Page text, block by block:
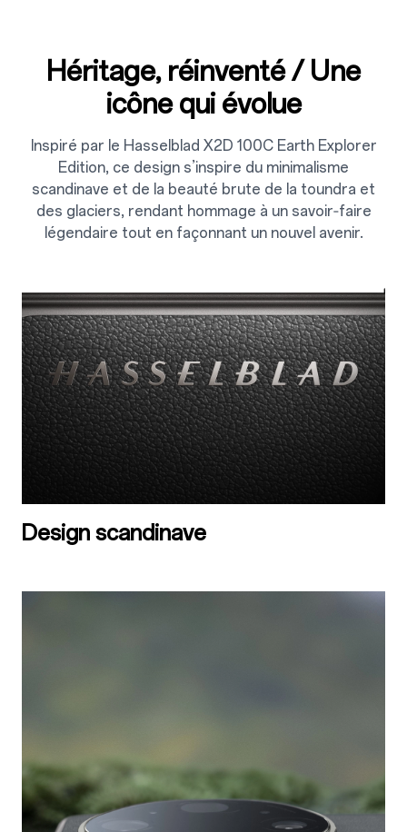
Héritage, réinventé / Une
icône qui évolue
Inspiré par le Hasselblad X2D 100C Earth Explorer
Edition, ce design s’inspire du minimalisme
scandinave et de la beauté brute de la toundra et
des glaciers, rendant hommage à un savoir‑faire
légendaire tout en façonnant un nouvel avenir.
Design scandinave